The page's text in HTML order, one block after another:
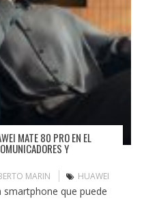
MATE 80 PRO EN EL
Y
MARIN HUAWEI
smartphone que puede